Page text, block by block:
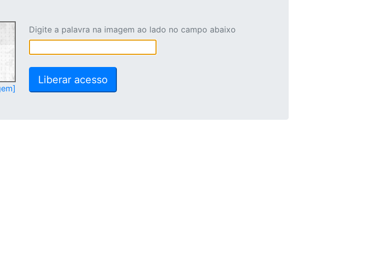
Digite a palavra na imagem ao lado no campo abaixo